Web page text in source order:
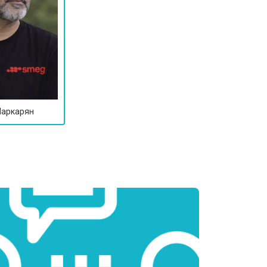
2590 ₽
1550 ₽
2000 ₽ Заказать